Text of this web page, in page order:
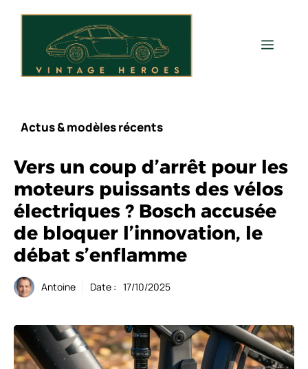
Menu
Actus & modèles récents
Vers un coup d’arrêt pour les
moteurs puissants des vélos
électriques ? Bosch accusée
de bloquer l’innovation, le
débat s’enflamme
Antoine Date : 17/10/2025